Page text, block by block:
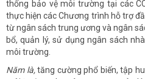
thống bảo vệ môi trường tại các
thực hiện các Chương trình hỗ trợ
từ ngân sách trung ương và ngân
bổ, quản lý, sử dụng ngân sách
môi trường.
Năm là,tăng cường phổ biến, tập